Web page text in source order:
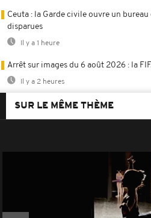
Ceuta : la Garde civile ouvre un
disparues
Il y a 1 heure
Arrêt sur images du 6 août 2026 : la
Il y a 2 heures
SUR LE MÊME THÈME